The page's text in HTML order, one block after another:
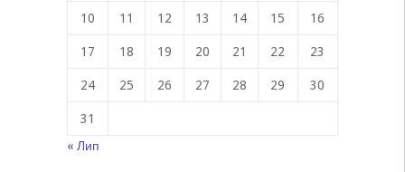
10 11 12 13 14 15 16
17 18 19 20 21 22 23
24 25 26 27 28 29 30
31
« Лип